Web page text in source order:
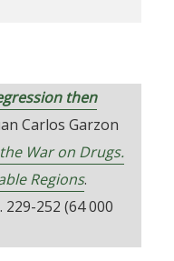
then
Carlos Garzon
War on Drugs.
Regions.
252 (64 000